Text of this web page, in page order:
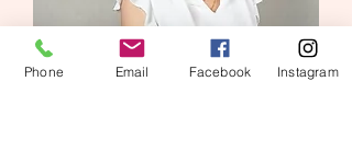
Phone Email Facebook Instagram